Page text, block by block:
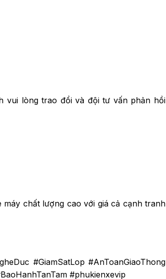
vui lòng trao đổi và đội tư vấn phản hồi
chất lượng cao với giá cả cạnh tranh
#GiamSatLop #AnToanGiaoThong
#phukienxevip